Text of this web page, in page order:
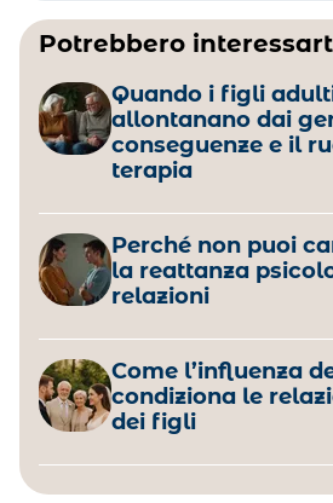
Potrebbero
Quando i figli
allontanano dai
conseguenze e il
terapia
Perché non puoi
la reattanza
relazioni
Come l’influenza
condiziona le
dei figli